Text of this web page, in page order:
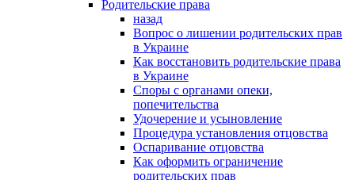
Родительские права
назад
Вопрос о лишении родительских прав
в Украине
Как восстановить родительские права
в Украине
Споры с органами опеки,
попечительства
Удочерение и усыновление
Процедура установления отцовства
Оспаривание отцовства
Как оформить ограничение
родительских прав